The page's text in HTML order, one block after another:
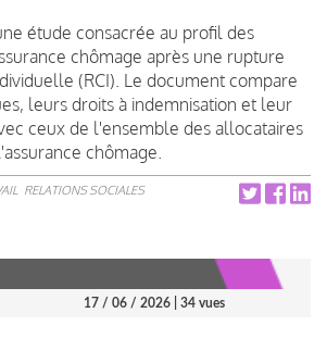
étude consacrée au profil des
chômage après une rupture
(RCI). Le document compare
leurs droits à indemnisation et leur
ceux de l'ensemble des allocataires
chômage.
RELATIONS SOCIALES
17 / 06 / 2026 | 34 vues